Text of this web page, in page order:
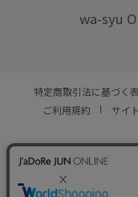
wa-syu
特定商取引法に基づく
ご利用規約
サイ
© JUN